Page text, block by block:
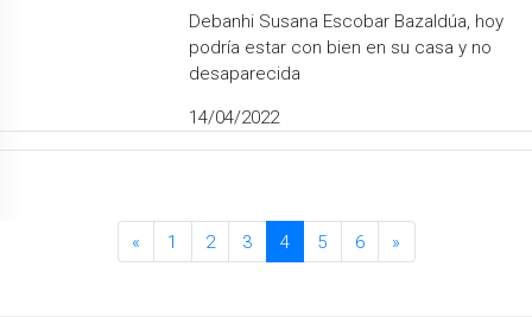
Debanhi Susana Escobar Bazaldúa, hoy
podría estar con bien en su casa y no
desaparecida
14/04/2022
« 1 2 3 4 5 6 »